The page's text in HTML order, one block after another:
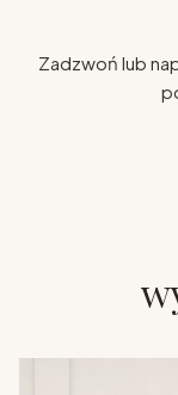
Zadzwoń lub